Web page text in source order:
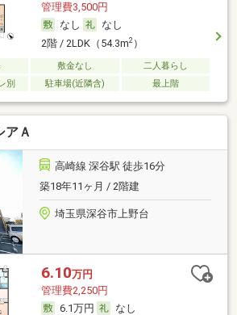
管理費3,500円
なし
なし
2階 / 2LDK（54.3m2）
敷金なし
二人暮らし
別
駐車場(近隣含) 最上階
アＡ
高崎線 深谷駅 徒歩16分
築18年11ヶ月 / 2階建
埼玉県深谷市上野台
6.10万円
管理費2,250円
6.1万円
なし